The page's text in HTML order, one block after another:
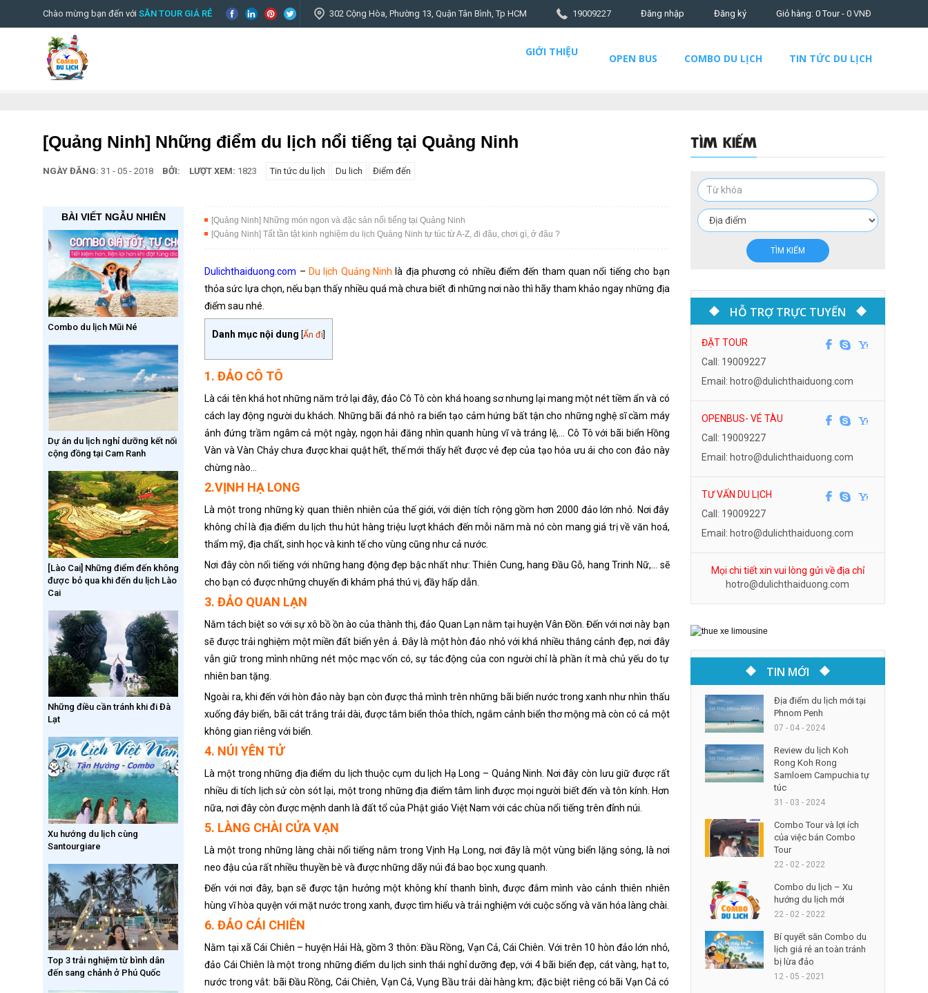
Chào mừng bạn đến với SĂN TOUR GIÁ RẺ 302 Cộng Hòa, Phường 13, Quận Tân Bình, Tp HCM 19009227 Đăng nhập Đăng ký Giỏ hàng: 0 Tour - 0 VNĐ
GIỚI THIỆU
OPEN BUS COMBO DU LỊCH TIN TỨC DU LỊCH
[Quảng Ninh] Những điểm du lịch nổi tiếng tại Quảng Ninh
NGÀY ĐĂNG: 31 - 05 - 2018 BỞI: LƯỢT XEM: 1823 Tin tức du lịch Du lich Điểm đến
BÀI VIẾT NGẪU NHIÊN
Combo du lịch Mũi Né
Dự án du lịch nghỉ dưỡng kết nối
cộng đồng tại Cam Ranh
[Lào Cai] Những điểm đến không
được bỏ qua khi đến du lịch Lào
Cai
Những điều cần tránh khi đi Đà
Lạt
Xu hướng du lịch cùng
Santourgiare
Top 3 trải nghiệm từ bình dân
đến sang chảnh ở Phú Quốc
[Quảng Ninh] Những món ngon và đặc sản nổi tiếng tại Quảng Ninh
[Quảng Ninh] Tất tần tật kinh nghiệm du lịch Quảng Ninh tự túc từ A-Z, đi đâu, chơi gì, ở đâu ?
Dulichthaiduong.com – Du lịch Quảng Ninh là địa phương có nhiều điểm đến tham quan nổi tiếng cho bạn
thỏa sức lựa chọn, nếu bạn thấy nhiều quá mà chưa biết đi những nơi nào thì hãy tham khảo ngay những địa
điểm sau nhé.
Danh mục nội dung [Ẩn đi
1. ĐẢO CÔ TÔ
Là cái tên khá hot những năm trở lại đây, đảo Cô Tô còn khá hoang sơ nhưng lại mang một nét tiềm ẩn và có
cách lay động người du khách. Những bãi đá nhô ra biển tạo cảm hứng bất tận cho những nghệ sĩ cầm máy
ảnh đứng trầm ngâm cả một ngày, ngọn hải đăng nhìn quanh hùng vĩ và tráng lệ,… Cô Tô với bãi biển Hồng
Vàn và Vàn Chảy chưa được khai quật hết, thế mới thấy hết được vẻ đẹp của tạo hóa ưu ái cho con đảo này
chừng nào…
2.VỊNH HẠ LONG
Là một trong những kỳ quan thiên nhiên của thế giới, với diện tích rộng gồm hơn 2000 đảo lớn nhỏ. Nơi đây
không chỉ là địa điểm du lịch thu hút hàng triệu lượt khách đến mỗi năm mà nó còn mang giá trị về văn hoá,
thẩm mỹ, địa chất, sinh học và kinh tế cho vùng cũng như cả nước.
Nơi đây còn nổi tiếng với những hang động đẹp bậc nhất như: Thiên Cung, hang Đầu Gỗ, hang Trinh Nữ,… sẽ
cho bạn có được những chuyến đi khám phá thú vị, đầy hấp dẫn.
3. ĐẢO QUAN LẠN
Nằm tách biệt so với sự xô bồ ồn ào của thành thị, đảo Quan Lạn nằm tại huyện Vân Đồn. Đến với nơi này bạn
sẽ được trải nghiệm một miền đất biển yên ả. Đây là một hòn đảo nhỏ với khá nhiều thắng cảnh đẹp, nơi đây
vẫn giữ trong mình những nét mộc mạc vốn có, sự tác động của con người chỉ là phần ít mà chủ yếu do tự
nhiên ban tặng.
Ngoài ra, khi đến với hòn đảo này bạn còn được thả mình trên những bãi biển nước trong xanh như nhìn thấu
xuống đáy biển, bãi cát trắng trải dài, được tắm biển thỏa thích, ngắm cảnh biển thơ mộng mà còn có cả một
không gian riêng với biển.
4. NÚI YÊN TỬ
Là một trong những địa điểm du lịch thuộc cụm du lịch Hạ Long – Quảng Ninh. Nơi đây còn lưu giữ được rất
nhiều di tích lịch sử còn sót lại, một trong những địa điểm tâm linh được mọi người biết đến và tôn kính. Hơn
nữa, nơi đây còn được mệnh danh là đất tổ của Phật giáo Việt Nam với các chùa nổi tiếng trên đỉnh núi.
5. LÀNG CHÀI CỬA VẠN
Là một trong những làng chài nổi tiếng nằm trong Vịnh Hạ Long, nơi đây là một vùng biển lặng sóng, là nơi
neo đậu của rất nhiều thuyền bè và được những dãy núi đá bao bọc xung quanh.
Đến với nơi đây, bạn sẽ được tận hưởng một không khí thanh bình, được đắm mình vào cảnh thiên nhiên
hùng vĩ hòa quyện với mặt nước trong xanh, được tìm hiểu và trải nghiệm với cuộc sống và văn hóa làng chài.
6. ĐẢO CÁI CHIÊN
Nằm tại xã Cái Chiên – huyện Hải Hà, gồm 3 thôn: Đầu Rồng, Vạn Cả, Cái Chiên. Với trên 10 hòn đảo lớn nhỏ,
đảo Cái Chiên là một trong những điểm du lịch sinh thái nghỉ dưỡng đẹp, với 4 bãi biển đẹp, cát vàng, hạt to,
nước trong vắt: bãi Đầu Rồng, Cái Chiên, Vạn Cả, Vụng Bầu trải dài hàng km; đặc biệt riêng có bãi Vạn Cả có
TÌM KIẾM
TÌM KIẾM
HỖ TRỢ TRỰC TUYẾN
ĐẶT TOUR
Call: 19009227
Email: hotro@dulichthaiduong.com
OPENBUS- VÉ TÀU
Call: 19009227
Email: hotro@dulichthaiduong.com
TƯ VẤN DU LỊCH
Call: 19009227
Email: hotro@dulichthaiduong.com
Mọi chi tiết xin vui lòng gửi về địa chỉ
hotro@dulichthaiduong.com
TIN MỚI
Địa điểm du lịch mới tại
Phnom Penh
07 - 04 - 2024
Review du lịch Koh
Rong Koh Rong
Samloem Campuchia tự
túc
31 - 03 - 2024
Combo Tour và lợi ích
của việc bán Combo
Tour
22 - 02 - 2022
Combo du lịch – Xu
hướng du lịch mới
22 - 02 - 2022
Bí quyết săn Combo du
lịch giá rẻ an toàn tránh
bị lừa đảo
12 - 05 - 2021